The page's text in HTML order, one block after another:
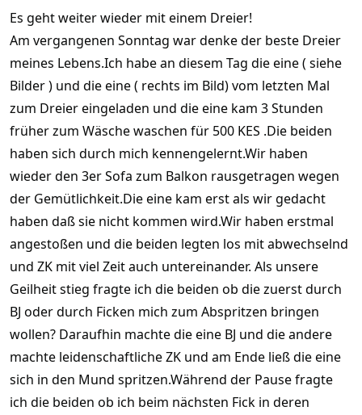
Es geht weiter wieder mit einem Dreier!
Am vergangenen Sonntag war denke der beste Dreier
meines Lebens.Ich habe an diesem Tag die eine ( siehe
Bilder ) und die eine ( rechts im Bild) vom letzten Mal
zum Dreier eingeladen und die eine kam 3 Stunden
früher zum Wäsche waschen für 500 KES .Die beiden
haben sich durch mich kennengelernt.Wir haben
wieder den 3er Sofa zum Balkon rausgetragen wegen
der Gemütlichkeit.Die eine kam erst als wir gedacht
haben daß sie nicht kommen wird.Wir haben erstmal
angestoßen und die beiden legten los mit abwechselnd
und ZK mit viel Zeit auch untereinander. Als unsere
Geilheit stieg fragte ich die beiden ob die zuerst durch
BJ oder durch Ficken mich zum Abspritzen bringen
wollen? Daraufhin machte die eine BJ und die andere
machte leidenschaftliche ZK und am Ende ließ die eine
sich in den Mund spritzen.Während der Pause fragte
ich die beiden ob ich beim nächsten Fick in deren